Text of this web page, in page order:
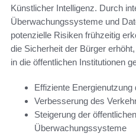
Künstlicher Intelligenz. Durch
Überwachungssysteme und
potenzielle Risiken frühzeitig
die Sicherheit der Bürger
in die öffentlichen Institutionen
Effiziente
Verbesserung des
Steigerung der
Überwachungssysteme